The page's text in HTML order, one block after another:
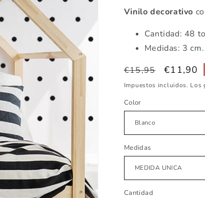
Vinilo decorativo
Cantidad: 48
Medidas: 3
Precio
habitual
€15,95
Precio
de
€11,90
Impuestos incluidos. Los
Color
Medidas
Cantidad